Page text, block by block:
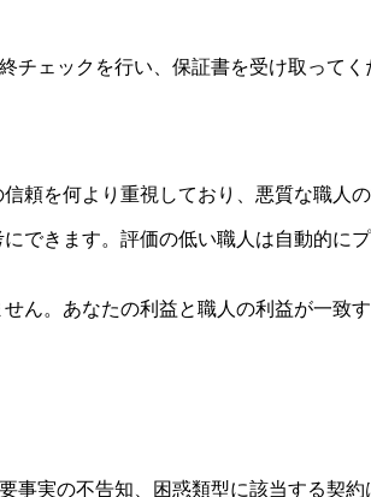
ェックを行い、保証書を受け取って
頼を何より重視しており、悪質な職人
できます。評価の低い職人は自動的に
ん。あなたの利益と職人の利益が一致
実の不告知、困惑類型に該当する契